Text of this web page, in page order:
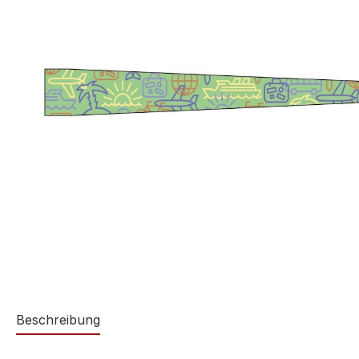
Beschreibung